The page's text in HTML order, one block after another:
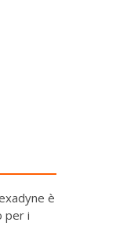
è
per i